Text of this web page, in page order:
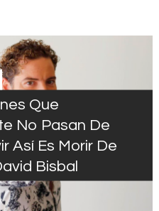
Que
No Pasan De
Así Es Morir De
Bisbal